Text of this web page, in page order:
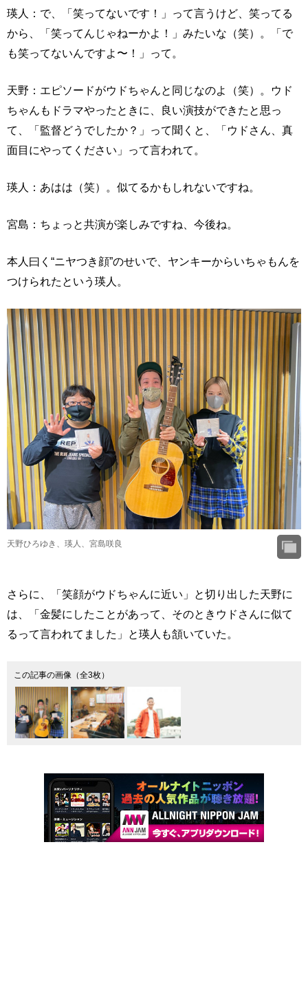
瑛人：で、「笑ってないです！」って言うけど、笑ってる
から、「笑ってんじゃねーかよ！」みたいな（笑）。「で
も笑ってないんですよ〜！」って。
天野：エピソードがウドちゃんと同じなのよ（笑）。ウド
ちゃんもドラマやったときに、良い演技ができたと思っ
て、「監督どうでしたか？」って聞くと、「ウドさん、真
面目にやってください」って言われて。
瑛人：あはは（笑）。似てるかもしれないですね。
宮島：ちょっと共演が楽しみですね、今後ね。
本人曰く“ニヤつき顔”のせいで、ヤンキーからいちゃもんを
つけられたという瑛人。
天野ひろゆき、瑛人、宮島咲良
さらに、「笑顔がウドちゃんに近い」と切り出した天野に
は、「金髪にしたことがあって、そのときウドさんに似て
るって言われてました」と瑛人も頷いていた。
この記事の画像（全3枚）